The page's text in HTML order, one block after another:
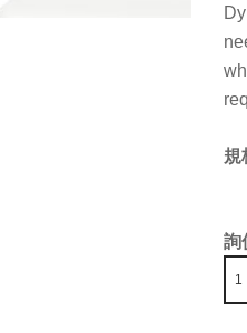
規
詢